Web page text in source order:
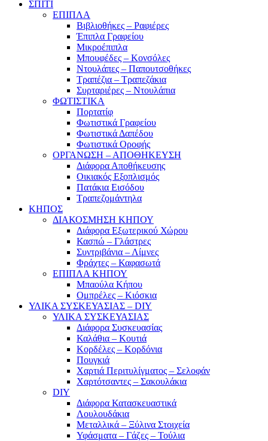
ΣΠΙΤΙ
ΕΠΙΠΛΑ
Βιβλιοθήκες – Ραφιέρες
Έπιπλα Γραφείου
Μικροέπιπλα
Μπουφέδες – Κονσόλες
Ντουλάπες – Παπουτσοθήκες
Τραπέζια – Τραπεζάκια
Συρταριέρες – Ντουλάπια
ΦΩΤΙΣΤΙΚΑ
Πορτατίφ
Φωτιστικά Γραφείου
Φωτιστικά Δαπέδου
Φωτιστικά Οροφής
ΟΡΓΑΝΩΣΗ – ΑΠΟΘΗΚΕΥΣΗ
Διάφορα Αποθήκευσης
Οικιακός Εξοπλισμός
Πατάκια Εισόδου
Τραπεζομάντηλα
ΚΗΠΟΣ
ΔΙΑΚΟΣΜΗΣΗ ΚΗΠΟΥ
Διάφορα Εξωτερικού Χώρου
Κασπώ – Γλάστρες
Συντριβάνια – Λίμνες
Φράχτες – Καφασωτά
ΕΠΙΠΛΑ ΚΗΠΟΥ
Μπαούλα Κήπου
Ομπρέλες – Κιόσκια
ΥΛΙΚΑ ΣΥΣΚΕΥΑΣΙΑΣ – DIY
ΥΛΙΚΑ ΣΥΣΚΕΥΑΣΙΑΣ
Διάφορα Συσκευασίας
Καλάθια – Κουτιά
Κορδέλες – Κορδόνια
Πουγκιά
Χαρτιά Περιτυλίγματος – Σελοφάν
Χαρτότσαντες – Σακουλάκια
DIY
Διάφορα Κατασκευαστικά
Λουλουδάκια
Μεταλλικά – Ξύλινα Στοιχεία
Υφάσματα – Γάζες – Τούλια